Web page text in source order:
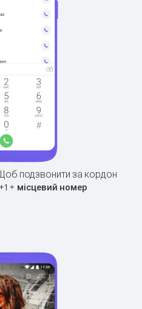
подзвонити за кордон
+1 + місцевий номер